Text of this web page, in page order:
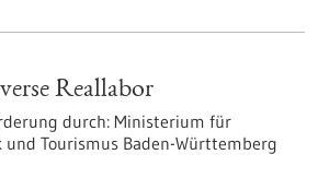
Reallabor
durch: Ministerium für
Tourismus Baden-Württemberg